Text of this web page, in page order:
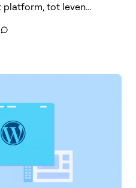
platform, tot leven...